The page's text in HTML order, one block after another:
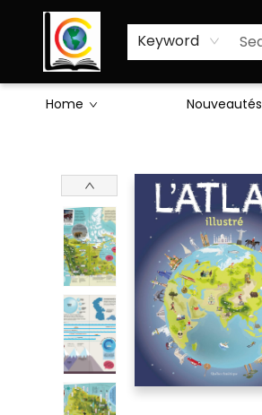
Keyword
Home Nouveautés
Sciences Humaines
Activités & Jeux
Enseignants
Littérature
À Propos de Nous